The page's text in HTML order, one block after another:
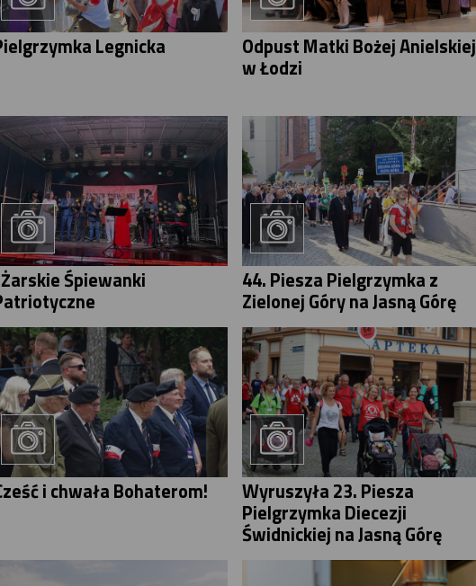
Legnicka Odpust Matki Bożej Anielskiej
w Łodzi
Śpiewanki 44. Piesza Pielgrzymka z
Zielonej Góry na Jasną Górę
i chwała Bohaterom! Wyruszyła 23. Piesza
Pielgrzymka Diecezji
Świdnickiej na Jasną Górę